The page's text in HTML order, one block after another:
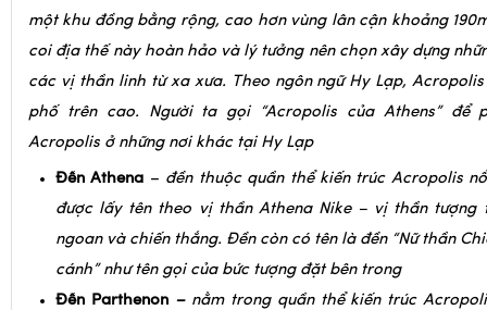
một khu đồng bằng rộng, cao hơn vùng lân cận khoảng
coi địa thế này hoàn hảo và lý tưởng nên chọn xây dựng
các vị thần linh từ xa xưa. Theo ngôn ngữ Hy Lạp,
phố trên cao. Người ta gọi “Acropolis của Athens” để
Acropolis ở những nơi khác tại Hy Lạp
Đền Athena – đền thuộc quần thể kiến trúcAcropolis
được lấy tên theo vị thần Athena Nike – vị thần tượng
ngoan và chiến thắng. Đền còn có tên là đền “Nữ thần
cánh” như tên gọi của bức tượng đặt bên trong
Đền Parthenon – nằm trong quần thể kiến trúc